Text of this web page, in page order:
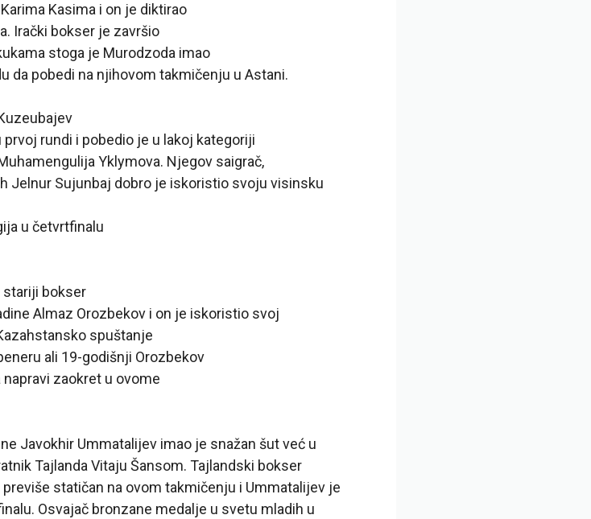
Kasima i on je diktirao
Irački bokser je završio
stoga je Murodzoda imao
da pobedi na njihovom takmičenju u Astani.
rundi i pobedio je u lakoj kategoriji
Yklymova. Njegov saigrač,
Jelnur Sujunbaj dobro je iskoristio svoju visinsku
u četvrtfinalu
stariji bokser
Almaz Orozbekov i on je iskoristio svoj
spuštanje
ali 19-godišnji Orozbekov
zaokret u ovome
Javokhir Ummatalijev imao je snažan šut već u
Tajlanda Vitaju Šansom. Tajlandski bokser
statičan na ovom takmičenju i Ummatalijev je
Osvajač bronzane medalje u svetu mladih u